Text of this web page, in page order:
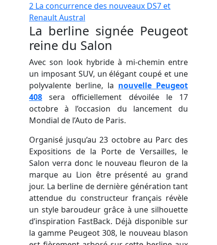
2 La concurrence des nouveaux DS7 et
Renault Austral
La berline signée Peugeot
reine du Salon
Avec son look hybride à mi-chemin entre
un imposant SUV, un élégant coupé et une
polyvalente berline, la nouvelle Peugeot
408 sera officiellement dévoilée le 17
octobre à l’occasion du lancement du
Mondial de l’Auto de Paris.
Organisé jusqu’au 23 octobre au Parc des
Expositions de la Porte de Versailles, le
Salon verra donc le nouveau fleuron de la
marque au Lion être présenté au grand
jour. La berline de dernière génération tant
attendue du constructeur français révèle
un style baroudeur grâce à une silhouette
d’inspiration FastBack. Déjà disponible sur
la gamme Peugeot 308, le nouveau blason